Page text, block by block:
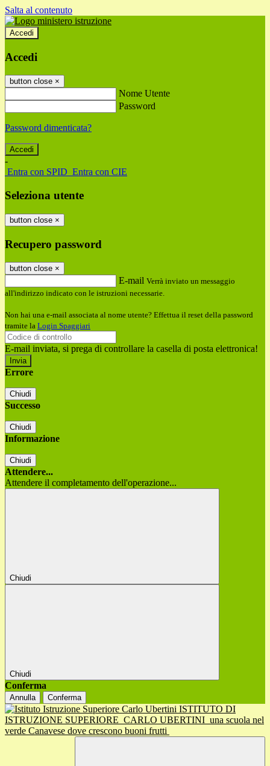
Salta al contenuto
Accedi
Accedi
button close ×
Nome Utente
Password
Password dimenticata?
-
Entra con SPID Entra con CIE
Seleziona utente
button close ×
Recupero password
button close ×
E-mail Verrà inviato un messaggio
all'indirizzo indicato con le istruzioni necessarie.
Non hai una e-mail associata al nome utente? Effettua il reset della password
tramite la Login Spaggiari
E-mail inviata, si prega di controllare la casella di posta elettronica!
Errore
Chiudi
Successo
Chiudi
Informazione
Chiudi
Attendere...
Attendere il completamento dell'operazione...
Chiudi
Chiudi
Conferma
Annulla Conferma
ISTITUTO DI
ISTRUZIONE SUPERIORE CARLO UBERTINI una scuola nel
verde Canavese dove crescono buoni frutti